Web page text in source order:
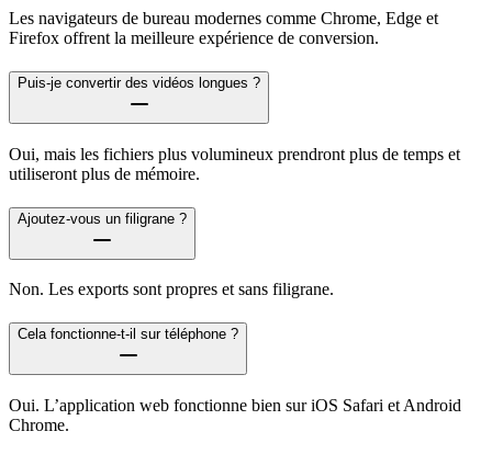
Les navigateurs de bureau modernes comme Chrome, Edge et
Firefox offrent la meilleure expérience de conversion.
Puis-je convertir des vidéos longues ?
Oui, mais les fichiers plus volumineux prendront plus de temps et
utiliseront plus de mémoire.
Ajoutez-vous un filigrane ?
Non. Les exports sont propres et sans filigrane.
Cela fonctionne-t-il sur téléphone ?
Oui. L’application web fonctionne bien sur iOS Safari et Android
Chrome.